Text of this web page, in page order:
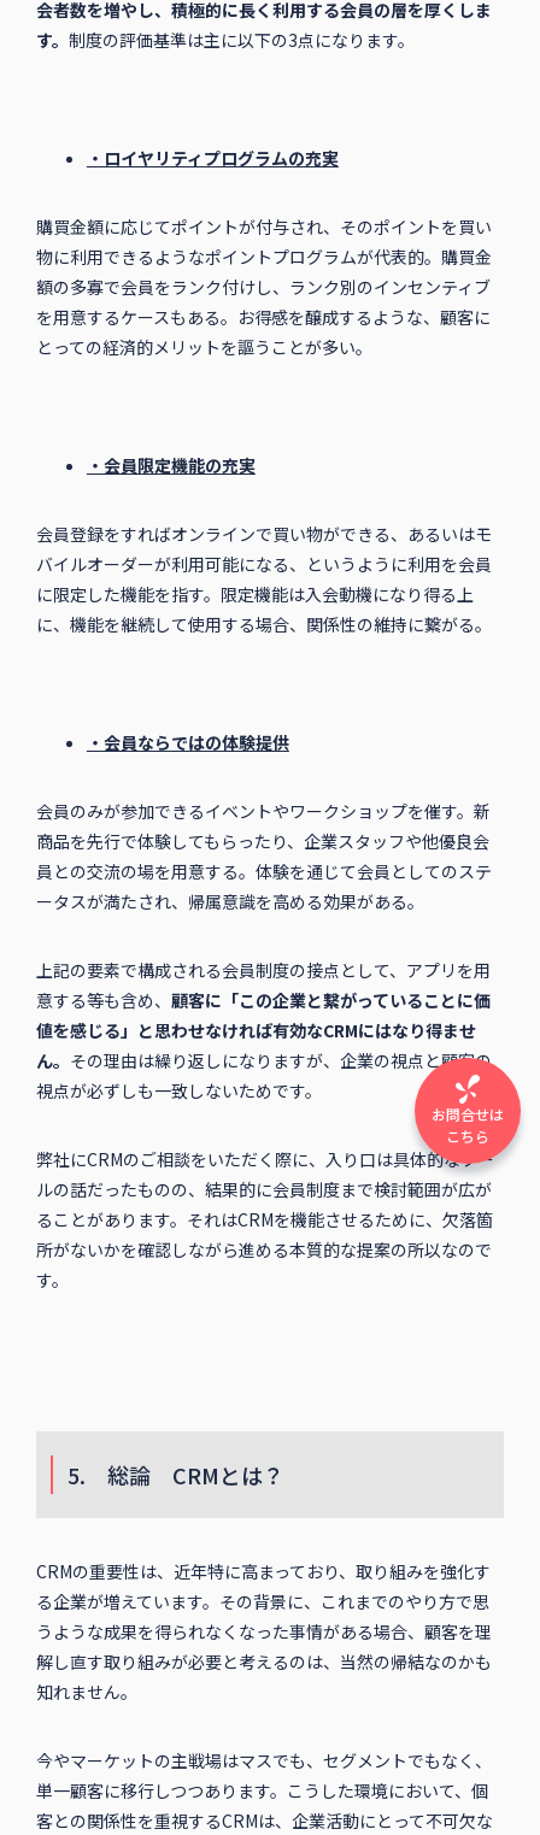
会者数を増やし、積極的に長く利用する会員の層を厚くしま
す。 制度の評価基準は主に以下の3点になります。
・ロイヤリティプログラムの充実
購買金額に応じてポイントが付与され、そのポイントを買い
物に利用できるようなポイントプログラムが代表的。購買金
額の多寡で会員をランク付けし、ランク別のインセンティブ
を用意するケースもある。お得感を醸成するような、顧客に
とっての経済的メリットを謳うことが多い。
・会員限定機能の充実
会員登録をすればオンラインで買い物ができる、あるいはモ
バイルオーダーが利用可能になる、というように利用を会員
に限定した機能を指す。限定機能は入会動機になり得る上
に、機能を継続して使用する場合、関係性の維持に繋がる。
・会員ならではの体験提供
会員のみが参加できるイベントやワークショップを催す。新
商品を先行で体験してもらったり、企業スタッフや他優良会
員との交流の場を用意する。体験を通じて会員としてのステ
ータスが満たされ、帰属意識を高める効果がある。
上記の要素で構成される会員制度の接点として、アプリを用
意する等も含め、 顧客に「この企業と繋がっていることに価
値を感じる」と思わせなければ有効なCRMにはなり得ませ
ん。 その理由は繰り返しになりますが、企業の視点と顧客の
視点が必ずしも一致しないためです。
弊社にCRMのご相談をいただく際に、入り口は具体的なツー
ルの話だったものの、結果的に会員制度まで検討範囲が広が
ることがあります。それはCRMを機能させるために、欠落箇
所がないかを確認しながら進める本質的な提案の所以なので
す。
5. 総論 CRMとは？
CRMの重要性は、近年特に高まっており、取り組みを強化す
る企業が増えています。その背景に、これまでのやり方で思
うような成果を得られなくなった事情がある場合、顧客を理
解し直す取り組みが必要と考えるのは、当然の帰結なのかも
知れません。
今やマーケットの主戦場はマスでも、セグメントでもなく、
単一顧客に移行しつつあります。こうした環境において、個
客との関係性を重視するCRMは、企業活動にとって不可欠な
お問合せは
こちら